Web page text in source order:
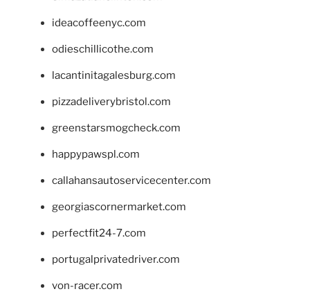
ideacoffeenyc.com
odieschillicothe.com
lacantinitagalesburg.com
pizzadeliverybristol.com
greenstarsmogcheck.com
happypawspl.com
callahansautoservicecenter.com
georgiascornermarket.com
perfectfit24-7.com
portugalprivatedriver.com
von-racer.com